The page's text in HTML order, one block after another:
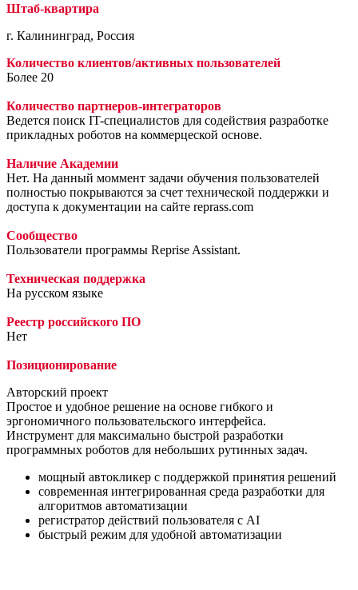
Штаб-квартира
г. Калининград, Россия
Количество клиентов/активных пользователей
Более 20
Количество партнеров-интеграторов
Ведется поиск IT-специалистов для содействия разработке
прикладных роботов на коммерцеской основе.
Наличие Академии
Нет. На данный моммент задачи обучения пользователей
полностью покрываются за счет технической поддержки и
доступа к документации на сайте reprass.com
Сообщество
Пользователи программы Reprise Assistant.
Техническая поддержка
На русском языке
Реестр российского ПО
Нет
Позиционирование
Авторский проект
Простое и удобное решение на основе гибкого и
эргономичного пользовательского интерфейса.
Инструмент для максимально быстрой разработки
программных роботов для небольших рутинных задач.
мощный автокликер с поддержкой принятия решений
современная интегрированная среда разработки для
алгоритмов автоматизации
регистратор действий пользователя с AI
быстрый режим для удобной автоматизации